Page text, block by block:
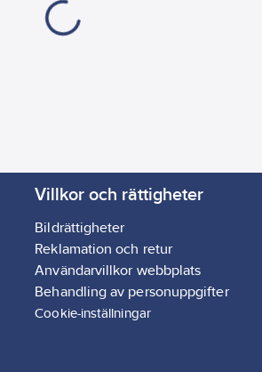
Villkor och rättigheter
Bildrättigheter
Reklamation och retur
Användarvillkor webbplats
Behandling av personuppgifter
Cookie-inställningar